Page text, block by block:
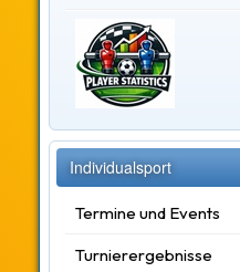
Individualsport
Termine und Events
Turnierergebnisse